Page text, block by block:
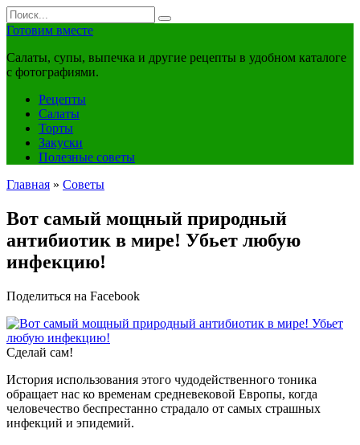
Перейти
к
Search
for:
Готовим вместе
Салаты, супы, выпечка и другие рецепты в удобном каталоге
с фотографиями.
Рецепты
Салаты
Торты
Закуски
Полезные советы
Главная » Советы
Вот самый мощный природный
антибиотик в мире! Убьет любую
инфекцию!
Поделиться на Facebook
Сделай сам!
История использования этого чудодейственного тоника
обращает нас ко временам средневековой Европы, когда
человечество беспрестанно страдало от самых страшных
инфекций и эпидемий.